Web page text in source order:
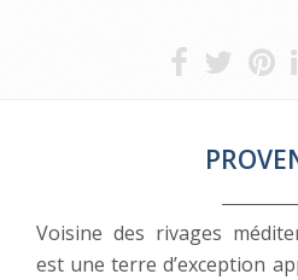
Voisine des rivages
est une terre d’exception